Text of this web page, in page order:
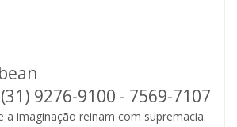
9276-9100 - 7569-7107
a imaginação reinam com supremacia.